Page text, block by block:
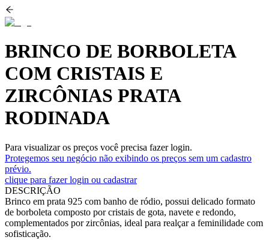
BRINCO DE BORBOLETA
COM CRISTAIS E
ZIRCÔNIAS PRATA
RODINADA
Para visualizar os preços você precisa fazer login.
Protegemos seu negócio não exibindo os preços sem um cadastro
prévio.
clique para fazer login ou cadastrar
DESCRIÇÃO
Brinco em prata 925 com banho de ródio, possui delicado formato
de borboleta composto por cristais de gota, navete e redondo,
complementados por zircônias, ideal para realçar a feminilidade com
sofisticação.